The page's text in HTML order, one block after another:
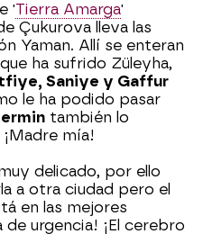
'Tierra Amarga'
Çukurova lleva las
Yaman. Allí se enteran
ha sufrido Züleyha,
Saniye y Gaffur
le ha podido pasar
también lo
mía!
delicado, por ello
a otra ciudad pero el
en las mejores
de urgencia! ¡El cerebro